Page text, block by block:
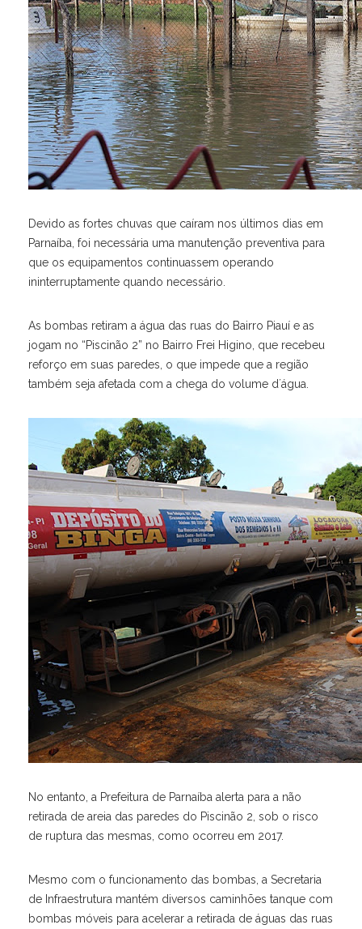
Devido as fortes chuvas que caíram nos últimos dias em
Parnaíba, foi necessária uma manutenção preventiva para
que os equipamentos continuassem operando
ininterruptamente quando necessário.
As bombas retiram a água das ruas do Bairro Piauí e as
jogam no “Piscinão 2” no Bairro Frei Higino, que recebeu
reforço em suas paredes, o que impede que a região
também seja afetada com a chega do volume d´água.
No entanto, a Prefeitura de Parnaíba alerta para a não
retirada de areia das paredes do Piscinão 2, sob o risco
de ruptura das mesmas, como ocorreu em 2017.
Mesmo com o funcionamento das bombas, a Secretaria
de Infraestrutura mantém diversos caminhões tanque com
bombas móveis para acelerar a retirada de águas das ruas